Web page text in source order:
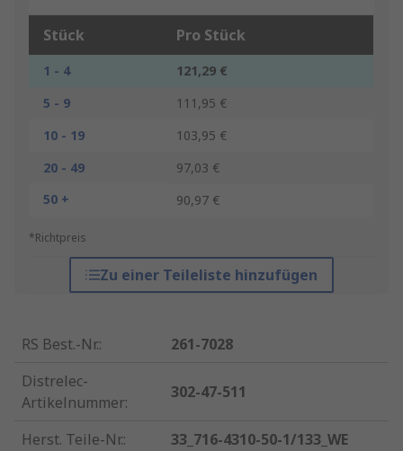
Stück Pro Stück
1 - 4
121,29 €
5 - 9
111,95 €
10 - 19
103,95 €
20 - 49
97,03 €
50 +
90,97 €
*Richtpreis
Zu einer Teileliste hinzufügen
RS Best.-Nr.:
261-7028
Distrelec-
Artikelnummer:
302-47-511
Herst. Teile-Nr.:
33_716-4310-50-1/133_WE